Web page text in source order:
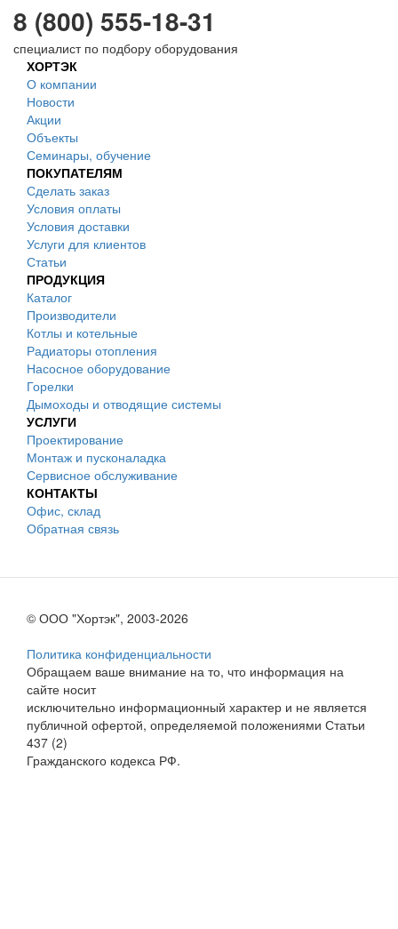
8 (800) 555-18-31
специалист по подбору оборудования
ХОРТЭК
О компании
Новости
Акции
Объекты
Семинары, обучение
ПОКУПАТЕЛЯМ
Сделать заказ
Условия оплаты
Условия доставки
Услуги для клиентов
Статьи
ПРОДУКЦИЯ
Каталог
Производители
Котлы и котельные
Радиаторы отопления
Насосное оборудование
Горелки
Дымоходы и отводящие системы
УСЛУГИ
Проектирование
Монтаж и пусконаладка
Сервисное обслуживание
КОНТАКТЫ
Офис, склад
Обратная связь
© ООО "Хортэк", 2003-2026
Политика конфиденциальности
Обращаем ваше внимание на то, что информация на
сайте носит
исключительно информационный характер и не является
публичной офертой, определяемой положениями Статьи
437 (2)
Гражданского кодекса РФ.